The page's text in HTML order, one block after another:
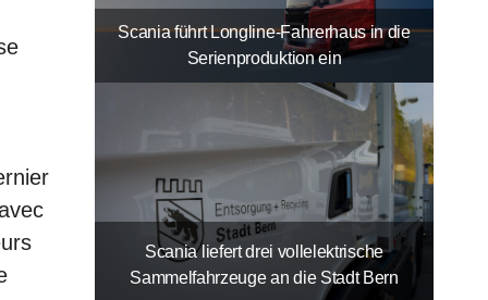
Scania führt Longline-Fahrerhaus in die
Serienproduktion ein
Scania liefert drei vollelektrische
Sammelfahrzeuge an die Stadt Bern